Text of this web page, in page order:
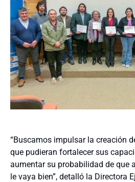
“Buscamos impulsar la creación
que pudieran fortalecer sus
aumentar su probabilidad de que
le vaya bien”, detalló la Directora